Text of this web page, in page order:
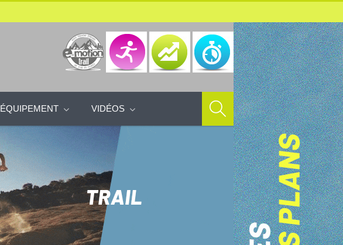
ÉQUIPEMENT VIDÉOS